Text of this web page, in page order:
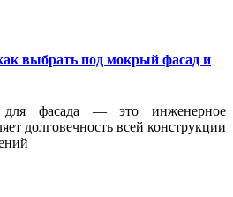
выбрать под мокрый фасад и
для фасада — это инженерное
долговечность всей конструкции